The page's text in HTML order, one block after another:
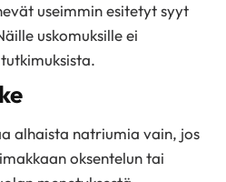
useimmin esitetyt syyt
uskomuksille ei
alhaista natriumia vain, jos
oksentelun tai